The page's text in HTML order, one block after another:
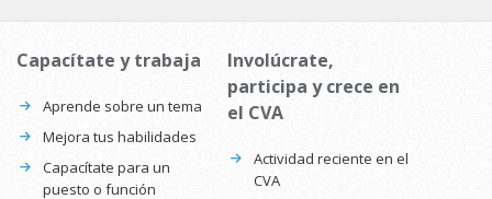
Capacítate y trabaja
Aprende sobre un tema
Mejora tus habilidades
Capacítate para un
puesto o función
Involúcrate,
participa y crece en
el CVA
Actividad reciente en el
CVA